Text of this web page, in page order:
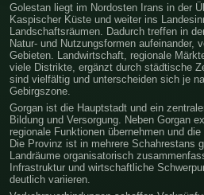
Golestan liegt im Nordosten Irans in der
Kaspischer Küste und weiter ins
Landschaftsräumen. Dadurch treffen in
Natur- und Nutzungsformen aufeinander,
Gebieten. Landwirtschaft, regionale
viele Distrikte, ergänzt durch städtische
sind vielfältig und unterscheiden sich je
Gebirgszone.
Gorgan ist die Hauptstadt und ein
Bildung und Versorgung. Neben Gorgan
regionale Funktionen übernehmen und
Die Provinz ist in mehrere Schahrestans
Landräume organisatorisch
Infrastruktur und wirtschaftliche
deutlich variieren.